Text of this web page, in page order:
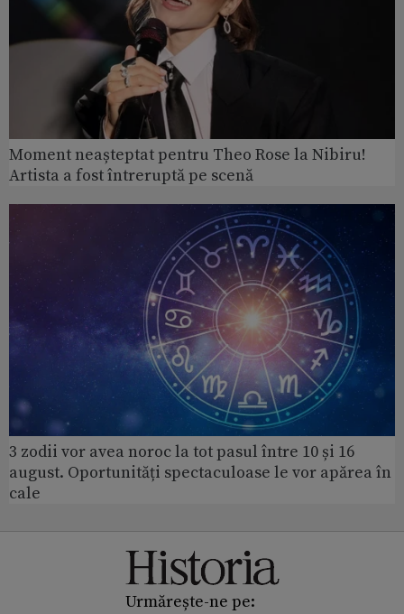
Moment neașteptat pentru Theo Rose la Nibiru!
Artista a fost întreruptă pe scenă
3 zodii vor avea noroc la tot pasul între 10 și 16
august. Oportunități spectaculoase le vor apărea în
cale
Urmărește-ne pe: